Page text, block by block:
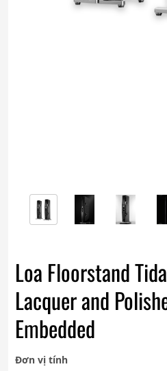
Loa Floorstand
Lacquer and
Embedded
Đơn vị tính